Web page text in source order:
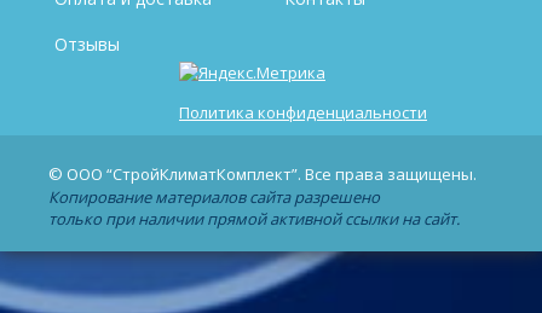
Отзывы
Политика конфиденциальности
© ООО “СтройКлиматКомплект”. Все права защищены.
Копирование материалов сайта разрешено
только при наличии прямой активной ссылки на сайт.